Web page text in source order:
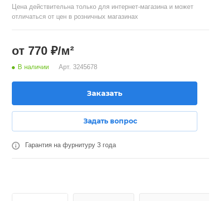
Цена действительна только для интернет-магазина и может
отличаться от цен в розничных магазинах
от 770 ₽/м²
В наличии Арт. 3245678
Заказать
Задать вопрос
Гарантия на фурнитуру 3 года